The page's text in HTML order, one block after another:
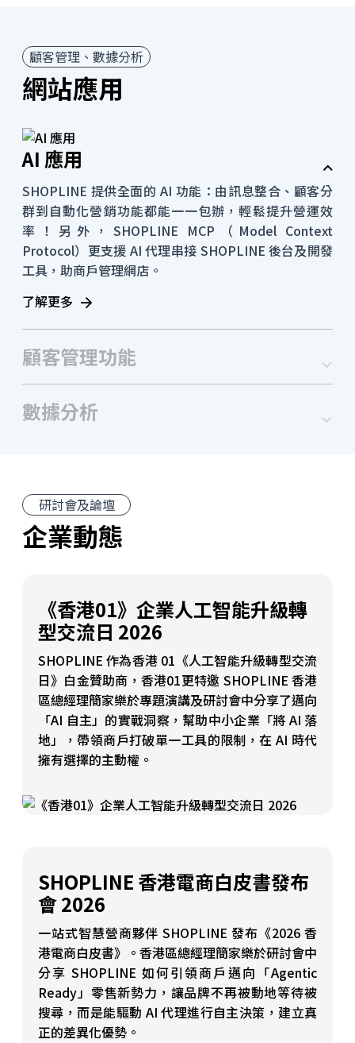
顧客管理、數據分析
網站應用
AI 應用
SHOPLINE 提供全面的 AI 功能：由訊息整合、顧客分
群到自動化營銷功能都能一一包辦，輕鬆提升營運效
率！另外，SHOPLINE MCP（Model Context
Protocol）更支援 AI 代理串接 SHOPLINE 後台及開發
工具，助商戶管理網店。
了解更多
顧客管理功能
數據分析
研討會及論壇
企業動態
《香港01》企業人工智能升級轉
型交流日 2026
SHOPLINE 作為香港 01《人工智能升級轉型交流
日》白金贊助商，香港01更特邀 SHOPLINE 香港
區總經理簡家樂於專題演講及研討會中分享了邁向
「AI 自主」的實戰洞察，幫助中小企業「將 AI 落
地」，帶領商戶打破單一工具的限制，在 AI 時代
擁有選擇的主動權。
SHOPLINE 香港電商白皮書發布
會 2026
一站式智慧營商夥伴 SHOPLINE 發布《2026 香
港電商白皮書》。香港區總經理簡家樂於研討會中
分享 SHOPLINE 如何引領商戶邁向「Agentic
Ready」零售新勢力，讓品牌不再被動地等待被
搜尋，而是能驅動 AI 代理進行自主決策，建立真
正的差異化優勢。